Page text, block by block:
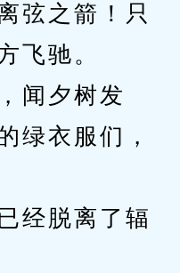
弦之箭！只
飞驰。
夕树发
绿衣服们，
脱离了辐